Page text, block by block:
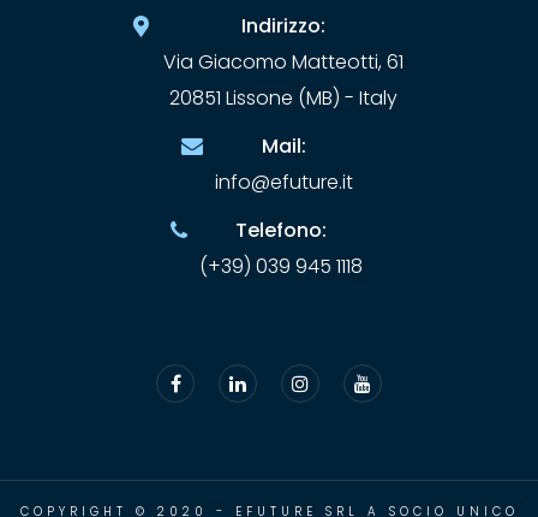
Indirizzo:
Via Giacomo Matteotti, 61
20851 Lissone (MB) - Italy
Mail:
info@efuture.it
Telefono:
(+39) 039 945 1118
COPYRIGHT © 2020 - EFUTURE SRL A SOCIO UNICO